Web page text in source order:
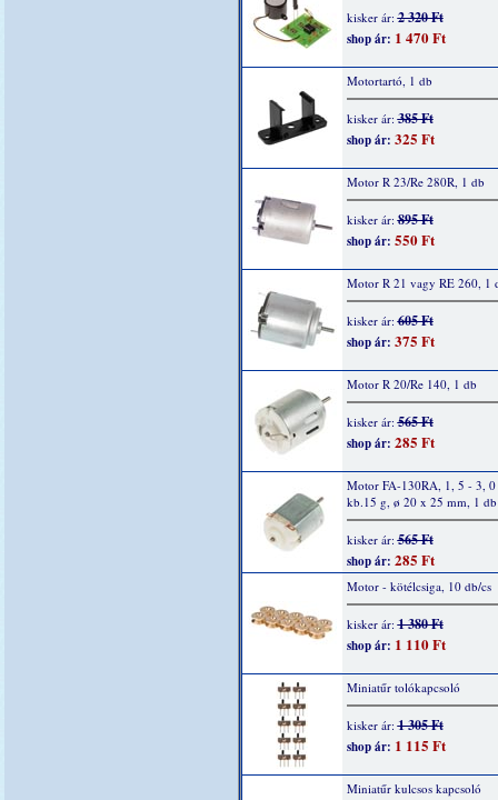
kisker ár:2 320 Ft
shop ár: 1 470 Ft
Motortartó, 1 db
kisker ár:385 Ft
shop ár: 325 Ft
Motor R 23/Re 280R, 1 db
kisker ár:895 Ft
shop ár: 550 Ft
Motor R 21 vagy RE 260, 1
kisker ár:605 Ft
shop ár: 375 Ft
Motor R 20/Re 140, 1 db
kisker ár:565 Ft
shop ár: 285 Ft
Motor FA-130RA, 1, 5 - 3,
kb.15 g, ø 20 x 25 mm, 1 db
kisker ár:565 Ft
shop ár: 285 Ft
Motor - kötélcsiga, 10 db/cs
kisker ár:1 380 Ft
shop ár: 1 110 Ft
Miniatűr tolókapcsoló
kisker ár:1 305 Ft
shop ár: 1 115 Ft
Miniatűr kulcsos kapcsoló